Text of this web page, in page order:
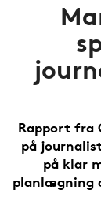
Rapport fra
på
på klar
planlægning